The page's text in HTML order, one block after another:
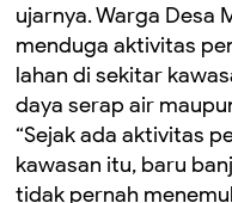
ujarnya. Warga Desa
menduga aktivitas
lahan di sekitar
daya serap air
“Sejak ada aktivitas
kawasan itu, baru
tidak pernah